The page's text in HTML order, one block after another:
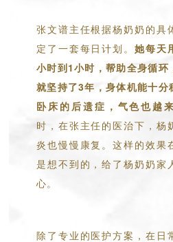
张文谱主任根据杨奶奶的具
定了一套每日计划。 她每天
小时到1小时，帮助全身循环
就坚持了3年，身体机能十分
卧床的后遗症，气色也越
时，在张主任的医治下，杨
炎也慢慢康复。这样的效果
是想不到的，给了杨奶奶家
心。
除了专业的医护方案，在日